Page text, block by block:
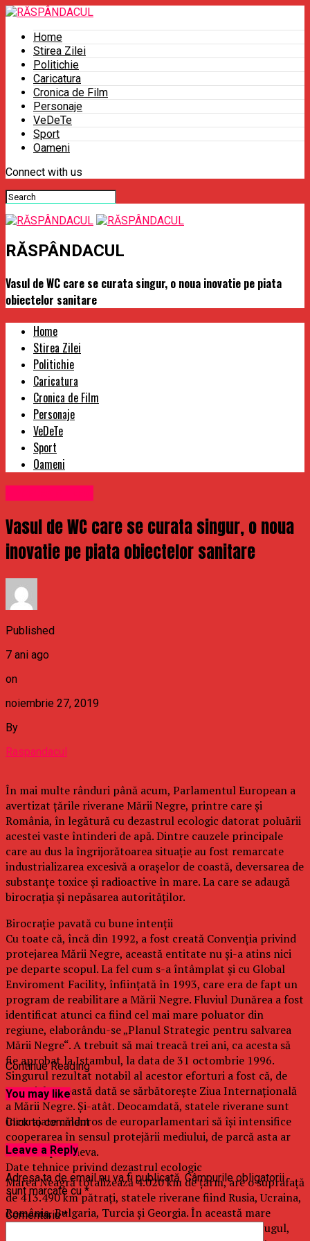
Home
Stirea Zilei
Politichie
Caricatura
Cronica de Film
Personaje
VeDeTe
Sport
Oameni
Connect with us
RĂSPÂNDACUL
Vasul de WC care se curata singur, o noua inovatie pe piata
obiectelor sanitare
Home
Stirea Zilei
Politichie
Caricatura
Cronica de Film
Personaje
VeDeTe
Sport
Oameni
Vasul de WC care se curata singur, o noua
inovatie pe piata obiectelor sanitare
Published
7 ani ago
on
noiembrie 27, 2019
By
Raspandacul
În mai multe rânduri până acum, Parlamentul European a
avertizat țările riverane Mării Negre, printre care și
România, în legătură cu dezastrul ecologic datorat poluării
acestei vaste întinderi de apă. Dintre cauzele principale
care au dus la îngrijorătoarea situație au fost remarcate
industrializarea excesivă a orașelor de coastă, deversarea de
substanțe toxice și radioactive în mare. La care se adaugă
birocrația și nepăsarea autorităților.
Birocrație pavată cu bune intenții
Cu toate că, încă din 1992, a fost creată Convenția privind
protejarea Mării Negre, această entitate nu și-a atins nici
pe departe scopul. La fel cum s-a întâmplat și cu Global
Enviroment Facility, înființată în 1993, care era de fapt un
program de reabilitare a Mării Negre. Fluviul Dunărea a fost
identificat atunci ca fiind cel mai mare poluator din
regiune, elaborându-se „Planul Strategic pentru salvarea
Mării Negre“. A trebuit să mai treacă trei ani, ca acesta să
fie aprobat la Istambul, la data de 31 octombrie 1996.
Singurul rezultat notabil al acestor eforturi a fost că, de
atunci, la această dată se sărbătorește Ziua Internațională
a Mării Negre. Și-atât. Deocamdată, statele riverane sunt
încurajate călduros de europarlamentari să își intensifice
cooperarea în sensul protejării mediului, de parcă asta ar
interesa pe cineva.
Date tehnice privind dezastrul ecologic
Marea Neagră totalizează 4.020 km de țărm, are o suprafață
de 413.490 km pătrați, statele riverane fiind Rusia, Ucraina,
România, Bulgaria, Turcia și Georgia. În această mare
întindere de apă se varsă fluviile Dunărea, Nistrul, Bugul,
Continue Reading
You may like
Click to comment
Leave a Reply
Adresa ta de email nu va fi publicată. Câmpurile obligatorii
sunt marcate cu*
Comentariu*